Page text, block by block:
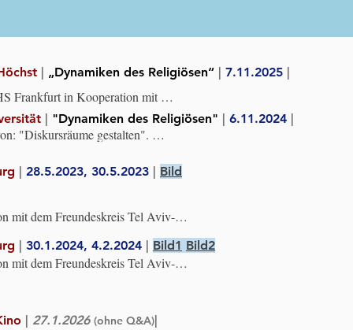
| „Dynamiken des Religiösen“ | 7.11.2025 |
Frankfurt in Kooperation mit
Religiösen“ /Goethe Uni FFM
| "Dynamiken des Religiösen" | 6.11.2024 |
"Diskursräume gestalten".
| Innitiation: Dr. Silvia Richter |
Dynamiken des
Goethe-Universität und dem
Leiter der Bildungsabteilung
Juden in Deutschland.
| 28.5.2023, 30.5.2023 | Bild
mit dem Freundeskreis Tel Aviv-
| 30.1.2024, 4.2.2024 | Bild1 Bild2
mit dem Freundeskreis Tel Aviv-
| 27.1.2026 (ohne Q&A)|